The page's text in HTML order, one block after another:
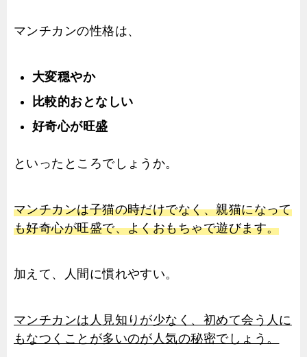
マンチカンの性格は、
大変穏やか
比較的おとなしい
好奇心が旺盛
といったところでしょうか。
マンチカンは子猫の時だけでなく、親猫になって
も好奇心が旺盛で、よくおもちゃで遊びます。
加えて、人間に慣れやすい。
マンチカンは人見知りが少なく、初めて会う人に
もなつくことが多いのが人気の秘密でしょう。